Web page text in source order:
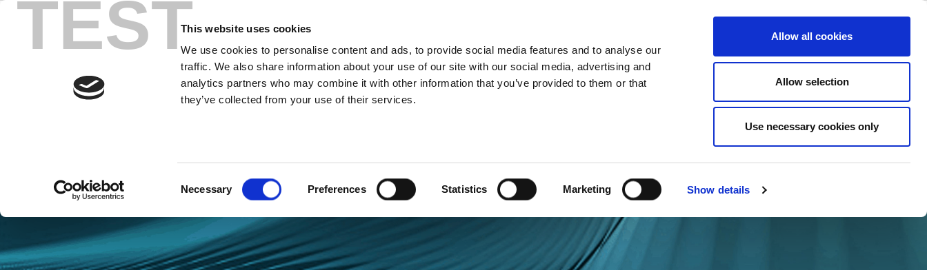
TESTThis website uses cookies
We use cookies to personalise content and ads, to provide social media features and to analyse our
traffic. We also share information about your use of our site with our social media, advertising and
analytics partners who may combine it with other information that you’ve provided to them or that
they’ve collected from your use of their services.
Necessary Preferences Statistics Marketing Show details
Allow all cookies
Allow selection
Use necessary cookies only
Skip
content
Company